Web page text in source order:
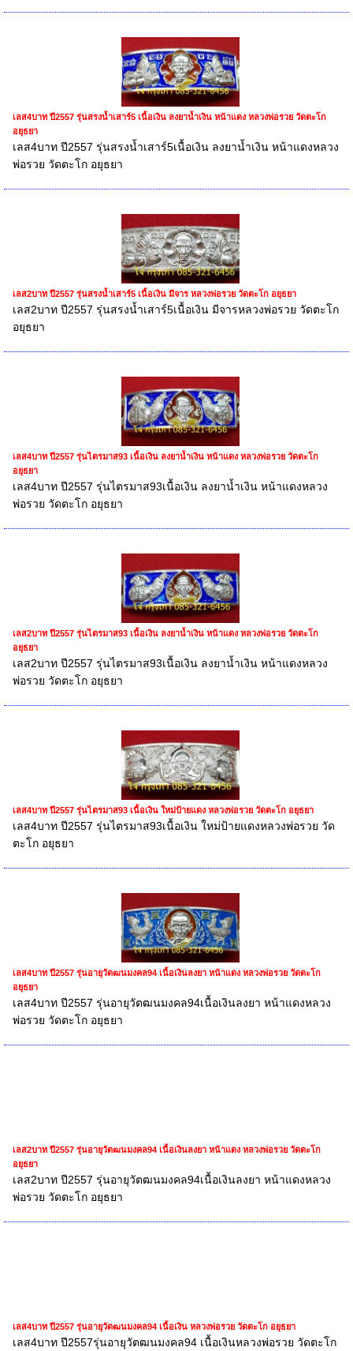
เลส4บาท ปี2557 รุ่นสรงน้ำเสาร์5 เนื้อเงิน ลงยาน้ำเงิน หน้าแดง หลวงพ่อรวย วัดตะโก
อยุธยา
เลส4บาท ปี2557 รุ่นสรงน้ำเสาร์5เนื้อเงิน ลงยาน้ำเงิน หน้าแดงหลวง
พ่อรวย วัดตะโก อยุธยา
เลส2บาท ปี2557 รุ่นสรงน้ำเสาร์5 เนื้อเงิน มีจาร หลวงพ่อรวย วัดตะโก อยุธยา
เลส2บาท ปี2557 รุ่นสรงน้ำเสาร์5เนื้อเงิน มีจารหลวงพ่อรวย วัดตะโก
อยุธยา
เลส4บาท ปี2557 รุ่นไตรมาส93 เนื้อเงิน ลงยาน้ำเงิน หน้าแดง หลวงพ่อรวย วัดตะโก
อยุธยา
เลส4บาท ปี2557 รุ่นไตรมาส93เนื้อเงิน ลงยาน้ำเงิน หน้าแดงหลวง
พ่อรวย วัดตะโก อยุธยา
เลส2บาท ปี2557 รุ่นไตรมาส93 เนื้อเงิน ลงยาน้ำเงิน หน้าแดง หลวงพ่อรวย วัดตะโก
อยุธยา
เลส2บาท ปี2557 รุ่นไตรมาส93เนื้อเงิน ลงยาน้ำเงิน หน้าแดงหลวง
พ่อรวย วัดตะโก อยุธยา
เลส4บาท ปี2557 รุ่นไตรมาส93 เนื้อเงิน ใหม่ป้ายแดง หลวงพ่อรวย วัดตะโก อยุธยา
เลส4บาท ปี2557 รุ่นไตรมาส93เนื้อเงิน ใหม่ป้ายแดงหลวงพ่อรวย วัด
ตะโก อยุธยา
เลส4บาท ปี2557 รุ่นอายุวัตฒนมงคล94 เนื้อเงินลงยา หน้าแดง หลวงพ่อรวย วัดตะโก
อยุธยา
เลส4บาท ปี2557 รุ่นอายุวัตฒนมงคล94เนื้อเงินลงยา หน้าแดงหลวง
พ่อรวย วัดตะโก อยุธยา
เลส2บาท ปี2557 รุ่นอายุวัตฒนมงคล94 เนื้อเงินลงยา หน้าแดง หลวงพ่อรวย วัดตะโก
อยุธยา
เลส2บาท ปี2557 รุ่นอายุวัตฒนมงคล94เนื้อเงินลงยา หน้าแดงหลวง
พ่อรวย วัดตะโก อยุธยา
เลส4บาท ปี2557 รุ่นอายุวัตฒนมงคล94 เนื้อเงิน หลวงพ่อรวย วัดตะโก อยุธยา
เลส4บาท ปี2557รุ่นอายุวัตฒนมงคล94 เนื้อเงินหลวงพ่อรวย วัดตะโก